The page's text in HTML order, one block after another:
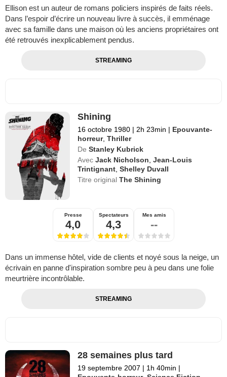
Ellison est un auteur de romans policiers inspirés de faits réels.
Dans l’espoir d’écrire un nouveau livre à succès, il emménage
avec sa famille dans une maison où les anciens propriétaires ont
été retrouvés inexplicablement pendus.
STREAMING
Shining
16 octobre 1980 | 2h 23min | Epouvante-
horreur,Thriller
De Stanley Kubrick
Avec Jack Nicholson ,Jean-Louis
Trintignant ,Shelley Duvall
Titre originalThe Shining
Presse
4,0
Spectateurs
4,3
Mes amis
--
Dans un immense hôtel, vide de clients et noyé sous la neige, un
écrivain en panne d'inspiration sombre peu à peu dans une folie
meurtrière incontrôlable.
STREAMING
28 semaines plus tard
19 septembre 2007 | 1h 40min |